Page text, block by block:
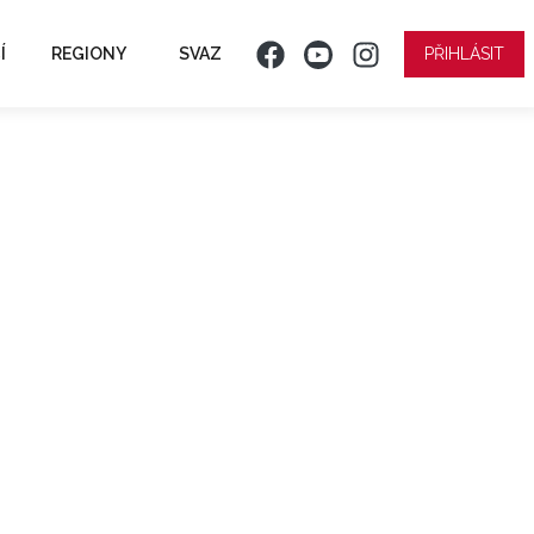
REGIONY SVAZ PŘIHLÁSIT